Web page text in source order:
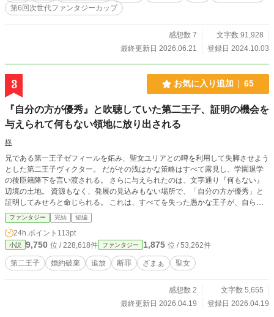
第6回次世代ファンタジーカップ
感想数 7
文字数 91,928
最終更新日 2026.06.21
登録日 2024.10.03
3 お気に入り追加 65
『自分の方が優秀』と吹聴していた第二王子、証明の機会を
与えられて何もない領地に放り出される
柊
兄である第一王子ゼフィールを妬み、聖女ユリアとの噂を利用して失脚させよう
とした第二王子ヴィクター。 だがその浅はかな策略はすべて露見し、学園退学
の後臣籍降下を言い渡される。 さらに与えられたのは、文字通り『何もない』
辺境の土地。 資源もなく、発展の見込みもない場所で、「自分の方が優秀」と
証明してみせろと命じられる。 これは、すべてを失った愚かな王子が、自らの
言葉に追い詰められる物語。 ※複数のサイトに投稿しています。
ファンタジー 完結 短編
24h.ポイント 113pt
小説 9,750 位 / 228,618件 ファンタジー 1,875 位 / 53,262件
第二王子 婚約破棄 追放 断罪 ざまぁ 聖女
感想数 2
文字数 5,655
最終更新日 2026.04.19
登録日 2026.04.19